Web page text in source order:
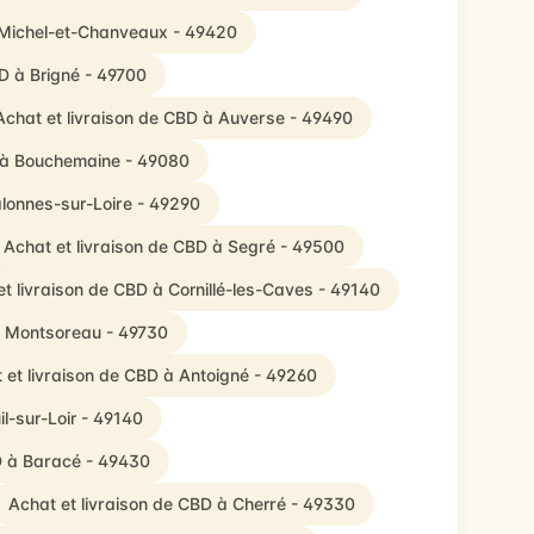
et-Chanveaux - 49420
à Brigné - 49700
et livraison de CBD à Auverse - 49490
Bouchemaine - 49080
sur-Loire - 49290
Achat et livraison de CBD à Segré - 49500
livraison de CBD à Cornillé-les-Caves - 49140
- 49730
et livraison de CBD à Antoigné - 49260
sur-Loir - 49140
à Baracé - 49430
Achat et livraison de CBD à Cherré - 49330